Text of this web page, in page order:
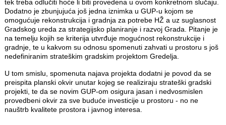
tek treba odlučiti hoće li biti provedena u ovom konkretnom slučaju.
Dodatno je zbunjujuća još jedna iznimka u GUP-u kojom se
omogućuje rekonstrukcija i gradnja za potrebe HŽ a uz suglasnost
Gradskog ureda za strategijsko planiranje i razvoj Grada. Pitanje je
na temelju kojih se kriterija utvrđuje mogućnost rekonstrukcije i
gradnje, te u kakvom su odnosu spomenuti zahvati u prostoru s još
nedefiniranim strateškim gradskim projektom Gredelja.
U tom smislu, spomenuta najava projekta dodatni je povod da se
preispita planski okvir unutar kojeg se realiziraju strateški gradski
projekti, te da se novim GUP-om osigura jasan i nedvosmislen
provedbeni okvir za sve buduće investicije u prostoru - no ne
nauštrb kvalitete prostora i javnog interesa.